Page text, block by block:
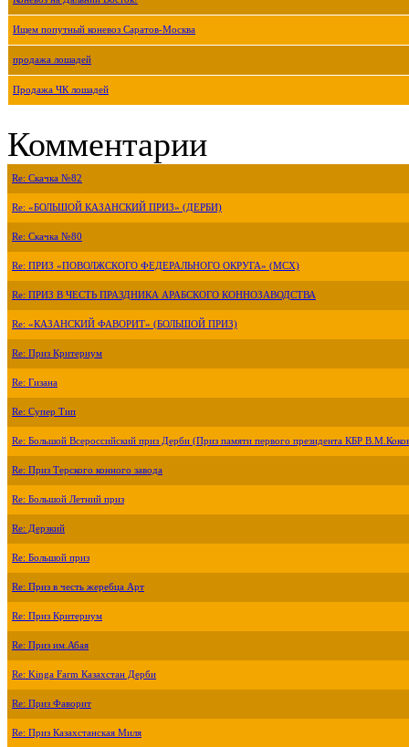
Ищем попутный коневоз Саратов-Москва
продажа лошадей
Продажа ЧК лошадей
Комментарии
Re: Скачка №82
Re: «БОЛЬШОЙ КАЗАНСКИЙ ПРИЗ» (ДЕРБИ)
Re: Скачка №80
Re: ПРИЗ «ПОВОЛЖСКОГО ФЕДЕРАЛЬНОГО ОКРУГА» (МСХ)
Re: ПРИЗ В ЧЕСТЬ ПРАЗДНИКА АРАБСКОГО КОННОЗАВОДСТВА
Re: «КАЗАНСКИЙ ФАВОРИТ» (БОЛЬШОЙ ПРИЗ)
Re: Приз Критериум
Re: Гизана
Re: Супер Тип
Re: Большой Всероссийский приз Дерби (Приз памяти первого президента КБР
Re: Приз Терского конного завода
Re: Большой Летний приз
Re: Дерзкий
Re: Большой приз
Re: Приз в честь жеребца Арт
Re: Приз Критериум
Re: Приз им.Абая
Re: Kinga Farm Казахстан Дерби
Re: Приз Фаворит
Re: Приз Казахстанская Миля